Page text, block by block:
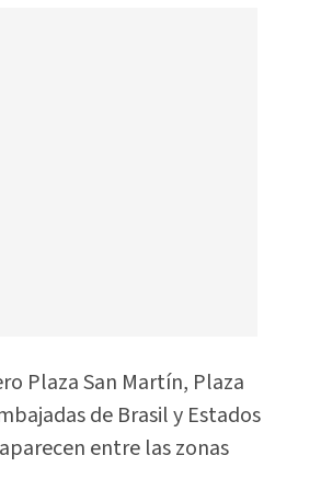
Plaza San Martín, Plaza
de Brasil y Estados
entre las zonas